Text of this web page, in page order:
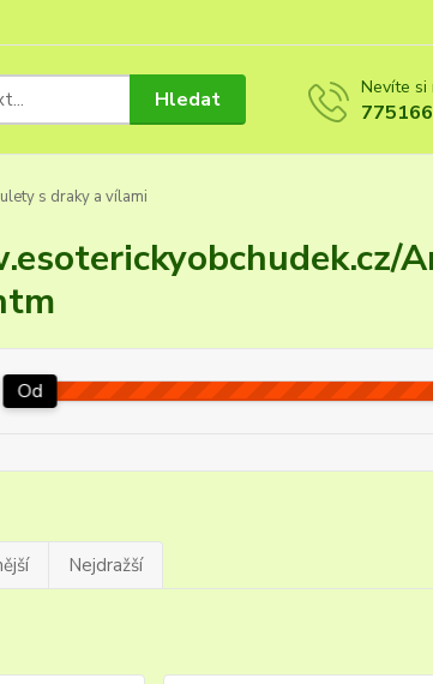
Hledat Nevíte si
s draky a vílami
Od
Nejdražší